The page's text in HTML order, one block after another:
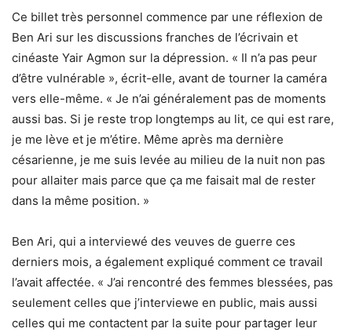
Ce billet très personnel commence par une réflexion de
Ben Ari sur les discussions franches de l’écrivain et
cinéaste Yair Agmon sur la dépression. « Il n’a pas peur
d’être vulnérable », écrit-elle, avant de tourner la caméra
vers elle-même. « Je n’ai généralement pas de moments
aussi bas. Si je reste trop longtemps au lit, ce qui est rare,
je me lève et je m’étire. Même après ma dernière
césarienne, je me suis levée au milieu de la nuit non pas
pour allaiter mais parce que ça me faisait mal de rester
dans la même position. »
Ben Ari, qui a interviewé des veuves de guerre ces
derniers mois, a également expliqué comment ce travail
l’avait affectée. « J’ai rencontré des femmes blessées, pas
seulement celles que j’interviewe en public, mais aussi
celles qui me contactent par la suite pour partager leur